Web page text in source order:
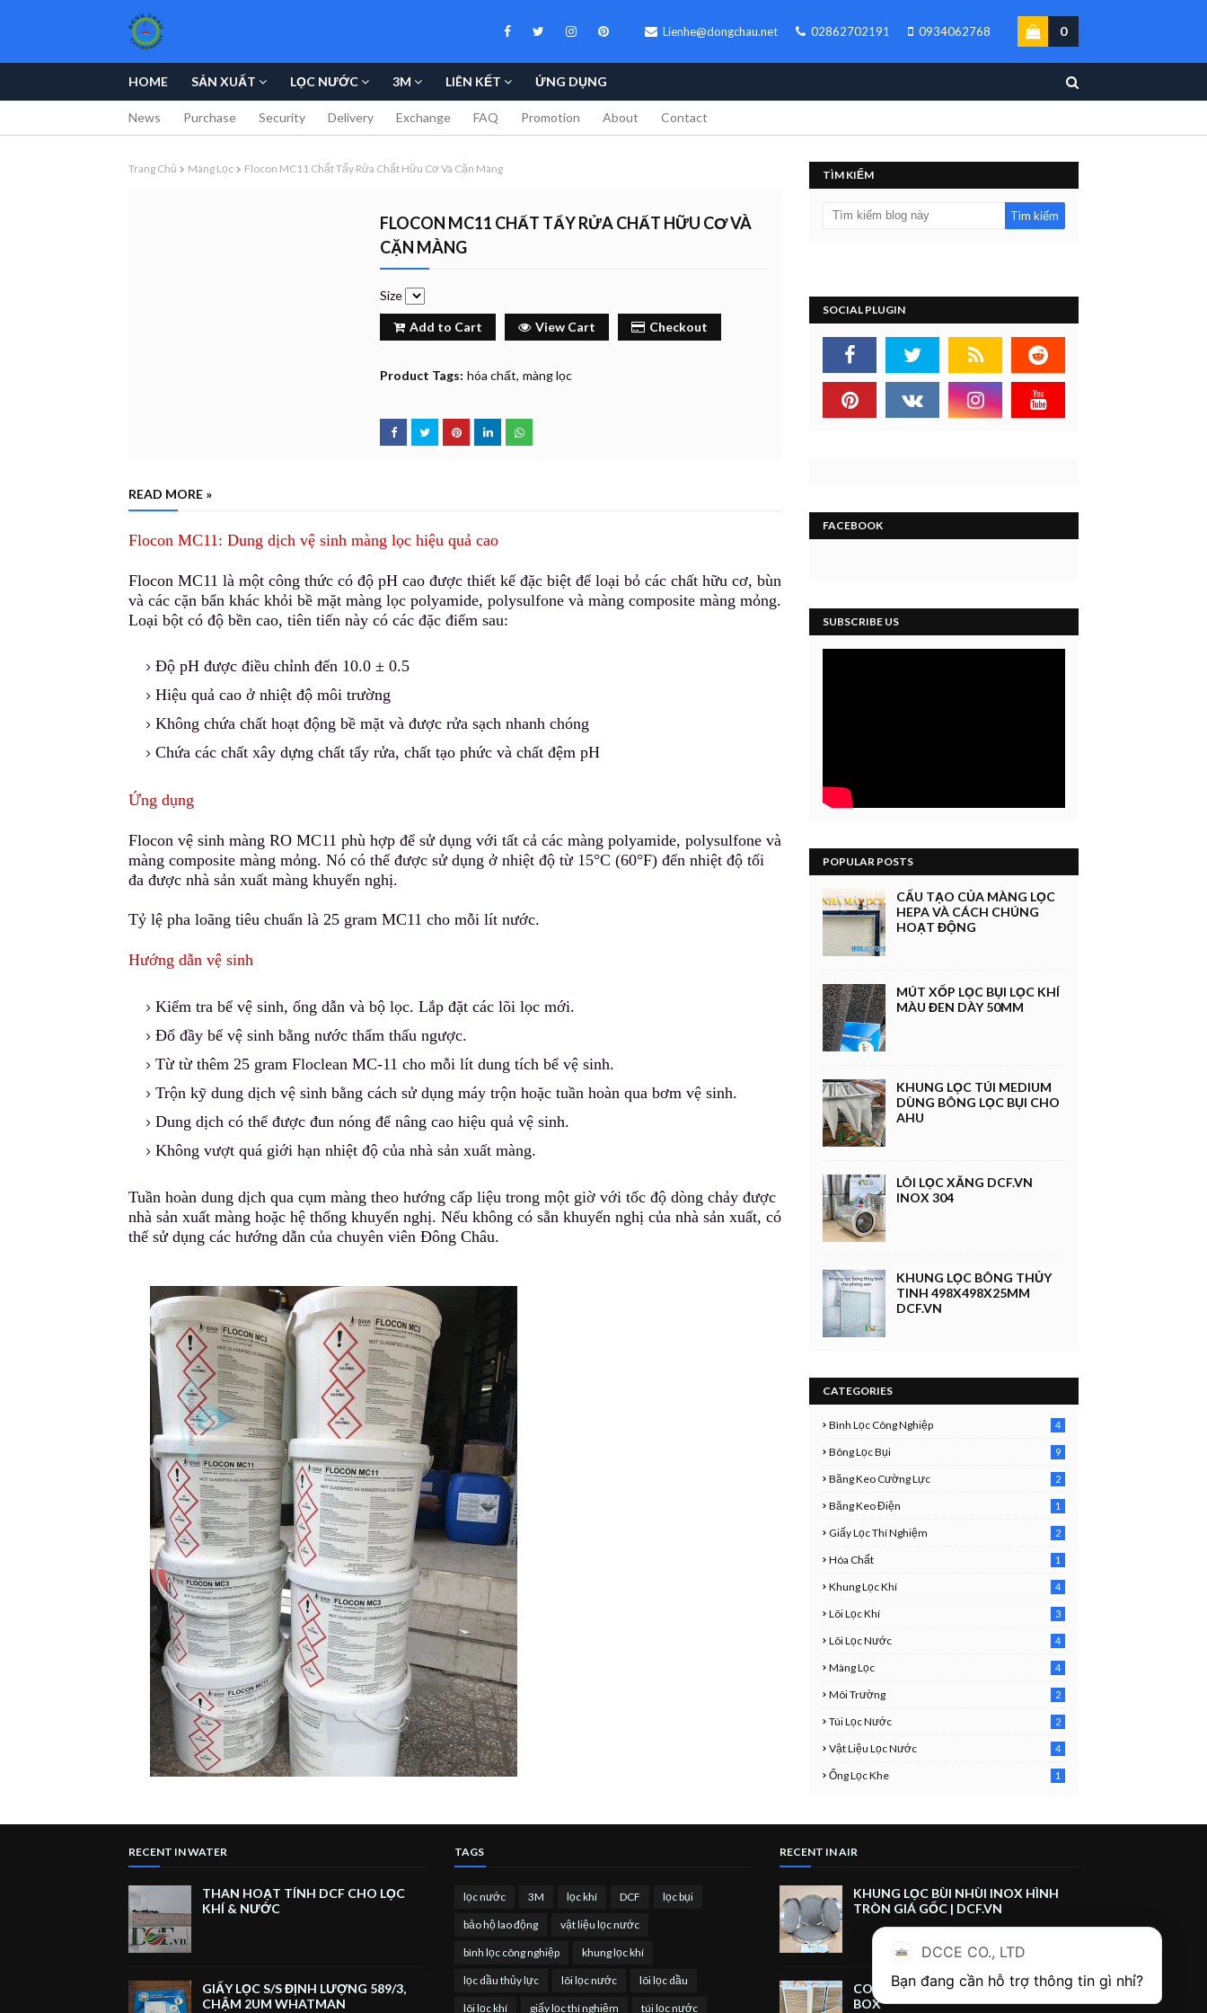
Lienhe@dongchau.net 02862702191 0934062768 0
HOME SẢN XUẤT LỌC NƯỚC 3M LIÊN KẾT ỨNG DỤNG
News Purchase Security Delivery Exchange FAQ Promotion About Contact
Trang Chủ Màng Lọc Flocon MC11 Chất Tẩy Rửa Chất Hữu Cơ Và Cặn Màng
FLOCON MC11 CHẤT TẨY RỬA CHẤT HỮU CƠ VÀ
CẶN MÀNG
Size
Add to Cart View Cart Checkout
Product Tags: hóa chất màng lọc
READ MORE »
Flocon MC11: Dung dịch vệ sinh màng lọc hiệu quả cao
Flocon MC11 là một công thức có độ pH cao được thiết kế đặc biệt để loại bỏ các chất hữu cơ, bùn
và các cặn bẩn khác khỏi bề mặt màng lọc polyamide, polysulfone và màng composite màng mỏng.
Loại bột có độ bền cao, tiên tiến này có các đặc điểm sau:
Độ pH được điều chỉnh đến 10.0 ± 0.5
Hiệu quả cao ở nhiệt độ môi trường
Không chứa chất hoạt động bề mặt và được rửa sạch nhanh chóng
Chứa các chất xây dựng chất tẩy rửa, chất tạo phức và chất đệm pH
Ứng dụng
Flocon vệ sinh màng RO MC11 phù hợp để sử dụng với tất cả các màng polyamide, polysulfone và
màng composite màng mỏng. Nó có thể được sử dụng ở nhiệt độ từ 15°C (60°F) đến nhiệt độ tối
đa được nhà sản xuất màng khuyến nghị.
Tỷ lệ pha loãng tiêu chuẩn là 25 gram MC11 cho mỗi lít nước.
Hướng dẫn vệ sinh
Kiểm tra bể vệ sinh, ống dẫn và bộ lọc. Lắp đặt các lõi lọc mới.
Đổ đầy bể vệ sinh bằng nước thẩm thấu ngược.
Từ từ thêm 25 gram Floclean MC-11 cho mỗi lít dung tích bể vệ sinh.
Trộn kỹ dung dịch vệ sinh bằng cách sử dụng máy trộn hoặc tuần hoàn qua bơm vệ sinh.
Dung dịch có thể được đun nóng để nâng cao hiệu quả vệ sinh.
Không vượt quá giới hạn nhiệt độ của nhà sản xuất màng.
Tuần hoàn dung dịch qua cụm màng theo hướng cấp liệu trong một giờ với tốc độ dòng chảy được
nhà sản xuất màng hoặc hệ thống khuyến nghị. Nếu không có sẵn khuyến nghị của nhà sản xuất, có
thể sử dụng các hướng dẫn của chuyên viên Đông Châu.
TÌM KIẾM
SOCIAL PLUGIN
FACEBOOK
SUBSCRIBE US
POPULAR POSTS
CẤU TẠO CỦA MÀNG LỌC
HEPA VÀ CÁCH CHÚNG
HOẠT ĐỘNG
MÚT XỐP LỌC BỤI LỌC KHÍ
MÀU ĐEN DÀY 50MM
KHUNG LỌC TÚI MEDIUM
DÙNG BÔNG LỌC BỤI CHO
AHU
LÕI LỌC XĂNG DCF.VN
INOX 304
KHUNG LỌC BÔNG THỦY
TINH 498X498X25MM
DCF.VN
CATEGORIES
Bình Lọc Công Nghiệp
4
Bông Lọc Bụi 9
Băng Keo Cường Lực
2
Băng Keo Điện
1
Giấy Lọc Thí Nghiệm
2
Hóa Chất
1
Khung Lọc Khí
4
Lõi Lọc Khí
3
Lõi Lọc Nước
4
Màng Lọc
4
Môi Trường
2
Túi Lọc Nước
2
Vật Liệu Lọc Nước
4
Ống Lọc Khe
1
RECENT IN WATER
THAN HOẠT TÍNH DCF CHO LỌC
KHÍ & NƯỚC
GIẤY LỌC S/S ĐỊNH LƯỢNG 589/3,
CHẬM 2UM WHATMAN
TAGS
lọc nước 3M lọc khí DCF lọc bụi
bảo hộ lao động vật liệu lọc nước
bình lọc công nghiệp khung lọc khí
lọc dầu thủy lực lõi lọc nước lõi lọc dầu
lõi lọc khí giấy lọc thí nghiệm túi lọc nước
RECENT IN AIR
KHUNG LỌC BÙI NHÙI INOX HÌNH
TRÒN GIÁ GỐC | DCF.VN
CORRUGATED CARDBOARD FILTER
BOX
DCCE CO., LTD